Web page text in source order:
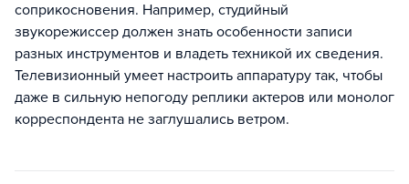
соприкосновения. Например, студийный
звукорежиссер должен знать особенности записи
разных инструментов и владеть техникой их сведения.
Телевизионный умеет настроить аппаратуру так, чтобы
даже в сильную непогоду реплики актеров или монолог
корреспондента не заглушались ветром.